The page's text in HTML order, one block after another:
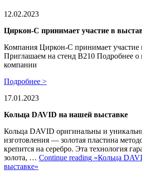
12.02.2023
Циркон-С принимает участие в
Компания Циркон-С принимает участие
Приглашаем на стенд В210 Подробнее о
компании
Подробнее >
17.01.2023
Кольца DAVID на нашей выставке
Кольца DAVID оригинальны и
изготовления — золотая пластина
крепится на серебро. Эта технология
золота, … Continue reading «Кольца
выставке»